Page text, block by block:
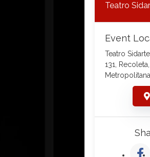
Teatro
Event
Teatro
131,